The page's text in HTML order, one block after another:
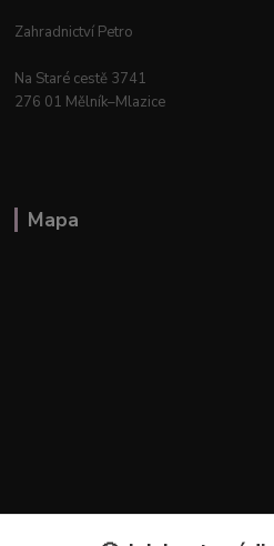
Zahradnictví Petro
Na Staré cestě 3741
276 01 Mělník–Mlazice
Mapa